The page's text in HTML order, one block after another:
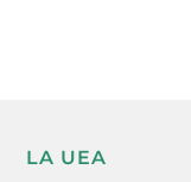
LA UEA